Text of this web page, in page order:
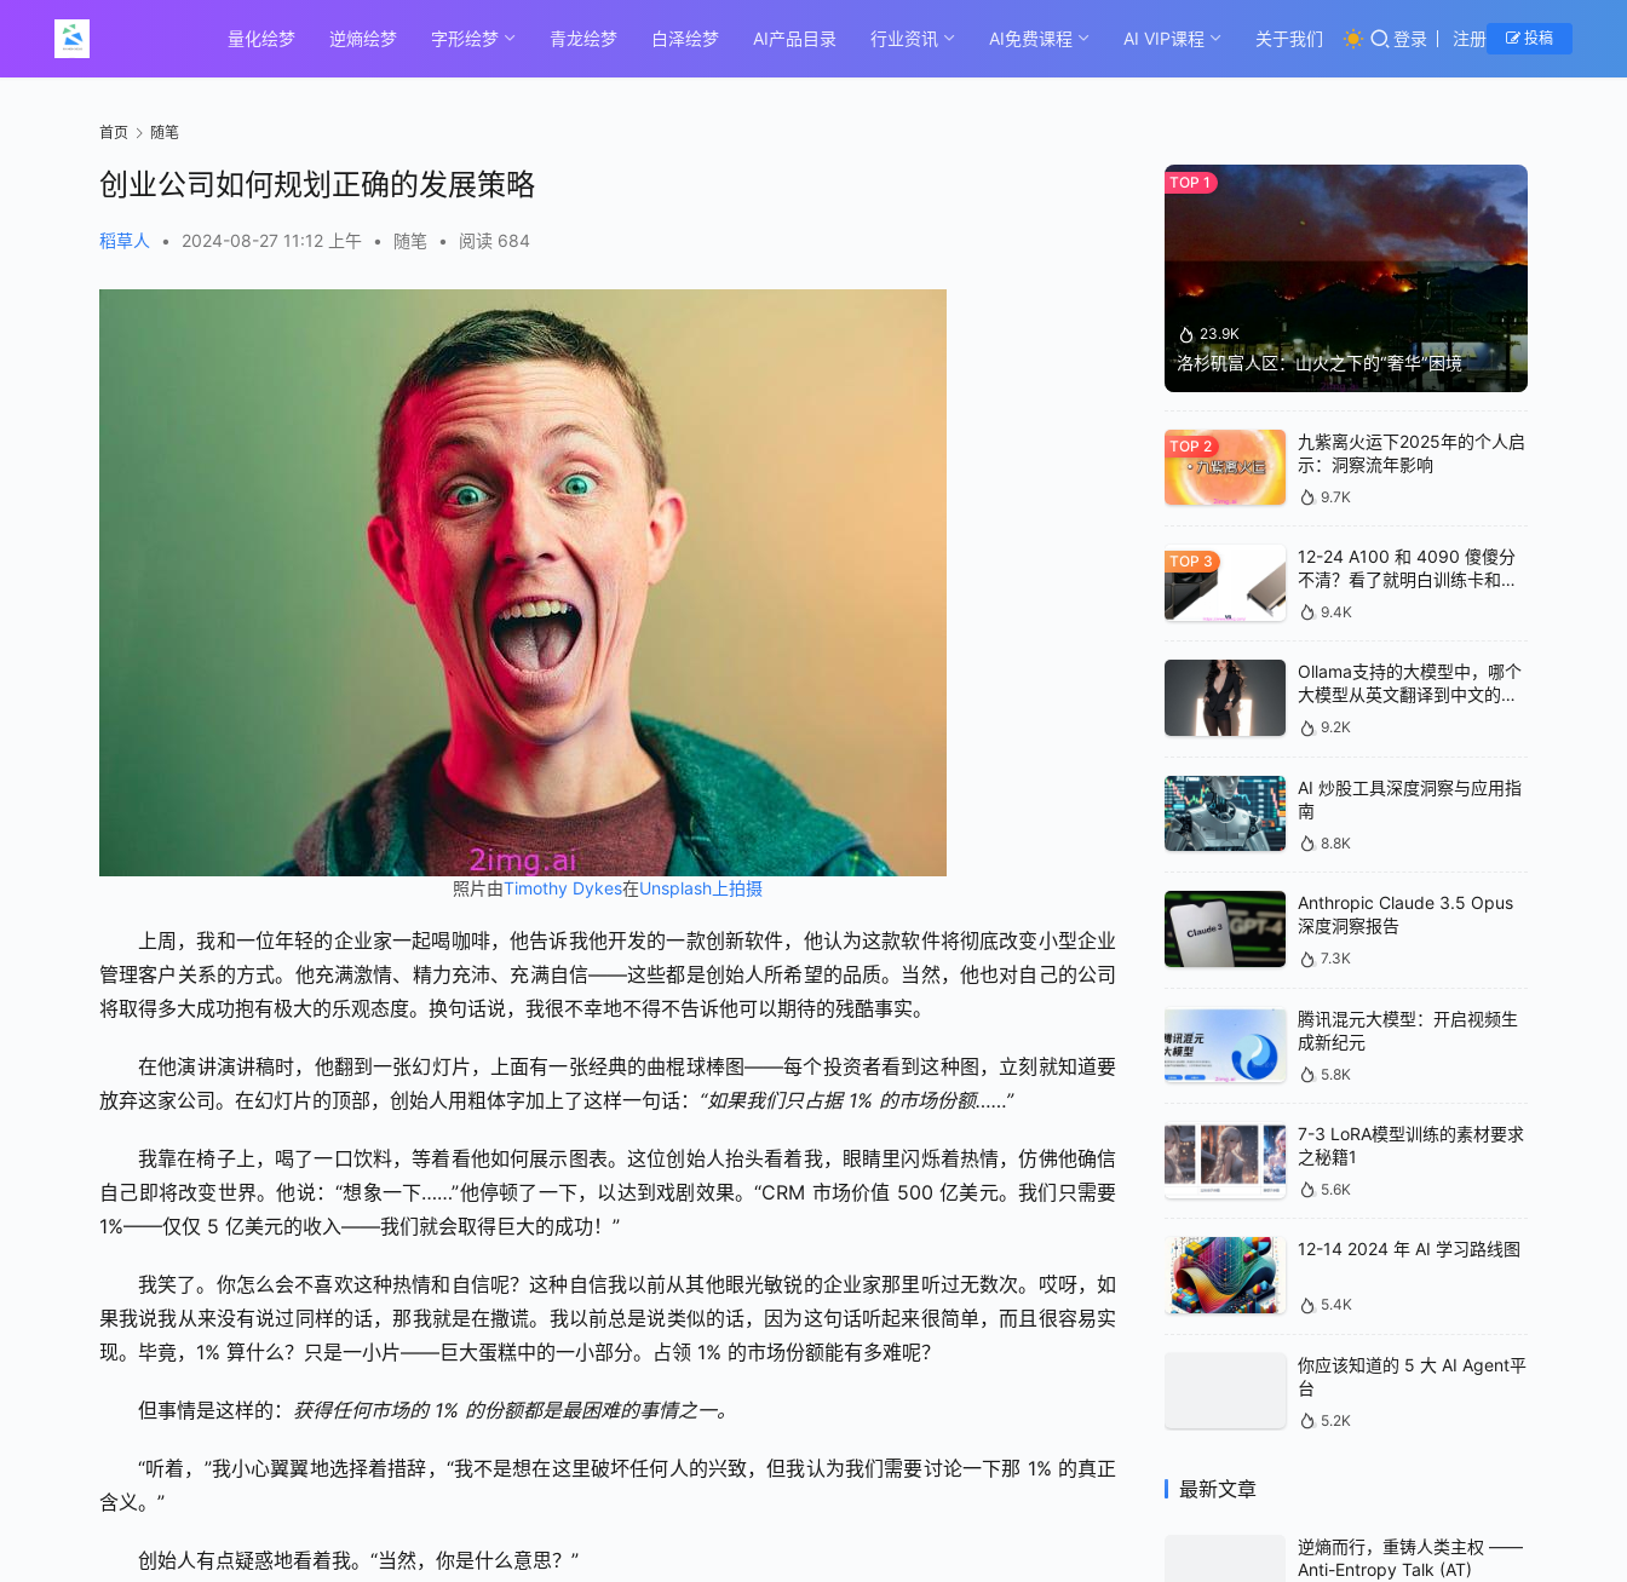
量化绘梦 逆熵绘梦 字形绘梦 青龙绘梦 白泽绘梦 AI产品目录 行业资讯 AI免费课程 AI VIP课程 关于我们 登录 注册 投稿
首页 随笔
创业公司如何规划正确的发展策略
稻草人 • 2024-08-27 11:12 上午 • 随笔 • 阅读 684
照片由Timothy Dykes在Unsplash上拍摄
上周，我和一位年轻的企业家一起喝咖啡，他告诉我他开发的一款创新软件，他认为这款软件将彻底改变小型企业
管理客户关系的方式。他充满激情、精力充沛、充满自信——这些都是创始人所希望的品质。当然，他也对自己的公司
将取得多大成功抱有极大的乐观态度。换句话说，我很不幸地不得不告诉他可以期待的残酷事实。
在他演讲演讲稿时，他翻到一张幻灯片，上面有一张经典的曲棍球棒图——每个投资者看到这种图，立刻就知道要
放弃这家公司。在幻灯片的顶部，创始人用粗体字加上了这样一句话： “如果我们只占据 1% 的市场份额……”
我靠在椅子上，喝了一口饮料，等着看他如何展示图表。这位创始人抬头看着我，眼睛里闪烁着热情，仿佛他确信
自己即将改变世界。他说：“想象一下……”他停顿了一下，以达到戏剧效果。“CRM 市场价值 500 亿美元。我们只需要
1%——仅仅 5 亿美元的收入——我们就会取得巨大的成功！”
我笑了。你怎么会不喜欢这种热情和自信呢？这种自信我以前从其他眼​​光敏锐的企业家那里听过无数次。哎呀，如
果我说我从来没有说过同样的话，那我就是在撒谎。我以前总是说类似的话，因为这句话听起来很简单，而且很容易实
现。毕竟，1% 算什么？只是一小片——巨大蛋糕中的一小部分。占领 1% 的市场份额能有多难呢？
但事情是这样的： 获得任何市场的 1% 的份额都是最困难的事情之一。
“听着，”我小心翼翼地选择着措辞，“我不是想在这里破坏任何人的兴致，但我认为我们需要讨论一下那 1% 的真正
含义。”
创始人有点疑惑地看着我。“当然，你是什么意思？”
23.9K
洛杉矶富人区：山火之下的“奢华”困境
九紫离火运下2025年的个人启
示：洞察流年影响
9.7K
12-24 A100 和 4090 傻傻分
不清？看了就明白训练卡和推
理卡的区别
9.4K
Ollama支持的大模型中，哪个
大模型从英文翻译到中文的效
果最好
9.2K
AI 炒股工具深度洞察与应用指
南
8.8K
Anthropic Claude 3.5 Opus
深度洞察报告
7.3K
腾讯混元大模型：开启视频生
成新纪元
5.8K
7-3 LoRA模型训练的素材要求
之秘籍1
5.6K
12-14 2024 年 AI 学习路线图
5.4K
你应该知道的 5 大 AI Agent平
台
5.2K
最新文章
逆熵而行，重铸人类主权 ——
Anti-Entropy Talk (AT)